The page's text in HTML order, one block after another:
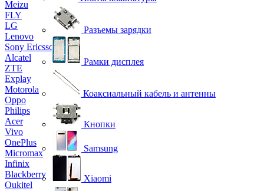
Meizu
FLY
LG
Lenovo
Sony Ericsson
Alcatel
ZTE
Explay
Motorola
Oppo
Philips
Acer
Vivo
OnePlus
Micromax
Infinix
Blackberry
Oukitel
Разъемы зарядки
Рамки дисплея
Коаксиальный кабель и антенны
Кнопки
Samsung
Xiaomi